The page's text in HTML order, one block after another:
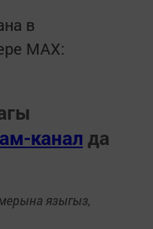
в
MАХ:
канал да
языгыз,